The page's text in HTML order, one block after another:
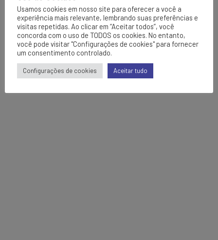
Usamos cookies em nosso site para oferecer a você a
experiência mais relevante, lembrando suas preferências e
visitas repetidas. Ao clicar em “Aceitar todos”, você
concorda com o uso de TODOS os cookies. No entanto,
você pode visitar "Configurações de cookies" para fornecer
um consentimento controlado.
Configurações de cookies Aceitar tudo